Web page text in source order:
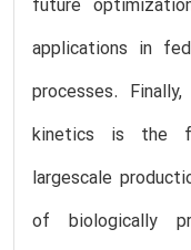
future
applications in
processes.
kinetics is the
largescale
of biologically